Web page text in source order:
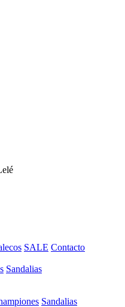
SALE Contacto
Sandalias
Sandalias